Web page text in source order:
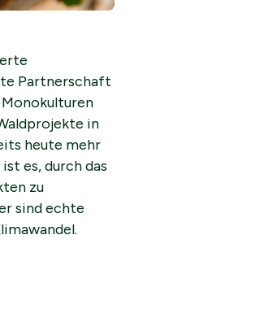
Partnerschaft
in
heute mehr
es, durch das
zu
sind echte